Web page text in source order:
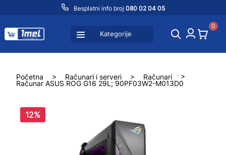
Besplatni info broj 080 02 04 05
Kategorije
0
Početna > Računari i serveri > Računari
>
Računar ASUS ROG G16 29L; 90PF03W2-M013D0
12%